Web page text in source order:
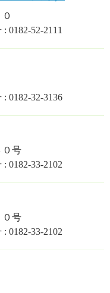
52-2111
0182-32-3136
０号
0182-33-2102
０号
0182-33-2102